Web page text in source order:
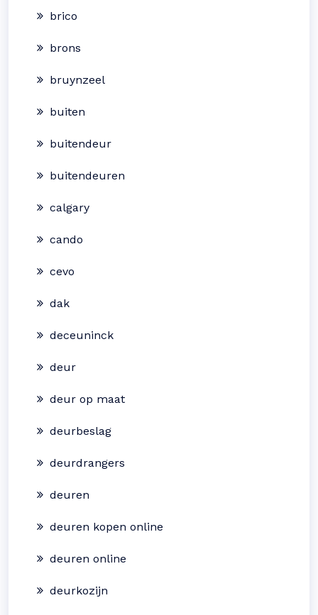
brico
brons
bruynzeel
buiten
buitendeur
buitendeuren
calgary
cando
cevo
dak
deceuninck
deur
deur op maat
deurbeslag
deurdrangers
deuren
deuren kopen online
deuren online
deurkozijn